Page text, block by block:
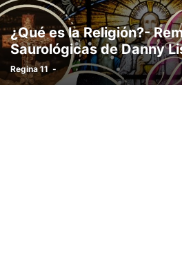
TIENDA VIRTUAL
¿Qué es la Religión?-
Saurológicas de Danny
Regina 11 -